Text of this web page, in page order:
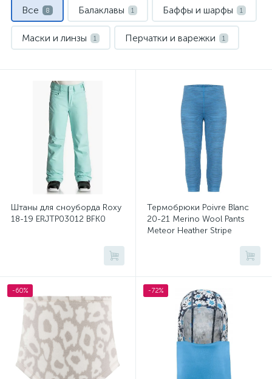
Все 8 Балаклавы 1 Баффы и шарфы 1
Маски и линзы 1 Перчатки и варежки 1
Шлемы 1 Штаны для сноуборда 1
Штаны для сноуборда Roxy
18-19 ERJTP03012 BFK0
Термобрюки Poivre Blanc
20-21 Merino Wool Pants
Meteor Heather Stripe
-60% -72%